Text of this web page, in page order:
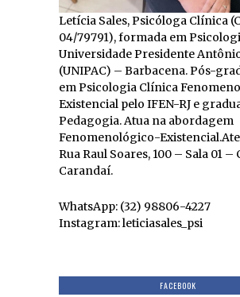
Letícia Sales, Psicóloga Clínica
04/79791), formada em
Universidade Presidente
(UNIPAC) – Barbacena. Pós-
em Psicologia Clínica
Existencial pelo IFEN-RJ e
Pedagogia. Atua na abordagem
Fenomenológico-
Rua Raul Soares, 100 – Sala 01 –
Carandaí.
WhatsApp: (32) 98806-4227
Instagram: leticiasales_psi
FACEBOOK